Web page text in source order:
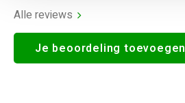
Alle reviews
Je beoordeling toevoegen